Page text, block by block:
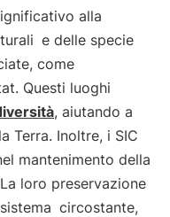
alla
e delle specie
come
Questi luoghi
, aiutando a
Terra. Inoltre, i SIC
mantenimento della
loro preservazione
circostante,